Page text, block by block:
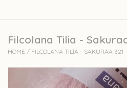
Accessoires
workshops
Filcolana Tilia -
HOME / FILCOLANA TILIA - SAKURAA 321